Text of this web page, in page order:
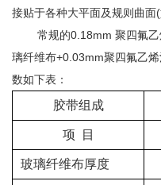
接贴于各种大平面及规则曲面(
常规的0.18mm聚四氟
璃纤维布+0.03mm聚四氟乙
数如下表：
胶带组成
项 目
玻璃纤维布厚度